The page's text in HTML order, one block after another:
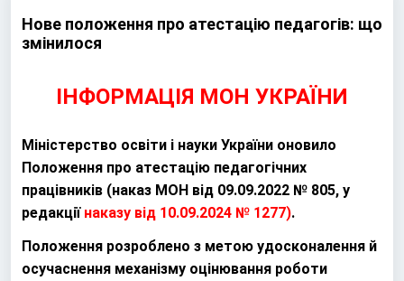
Нове положення про атестацію педагогів: що
змінилося
ІНФОРМАЦІЯ МОН УКРАЇНИ
Міністерство освіти і науки України оновило
Положення про атестацію педагогічних
працівників (наказ МОН від 09.09.2022 № 805, у
редакції наказу від 10.09.2024 № 1277).
Положення розроблено з метою удосконалення й
осучаснення механізму оцінювання роботи